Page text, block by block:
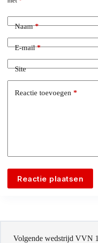
Naam*
E-mail*
Site
Reactie toevoegen *
Reactie plaatsen
Volgende wedstrijd VVN 1